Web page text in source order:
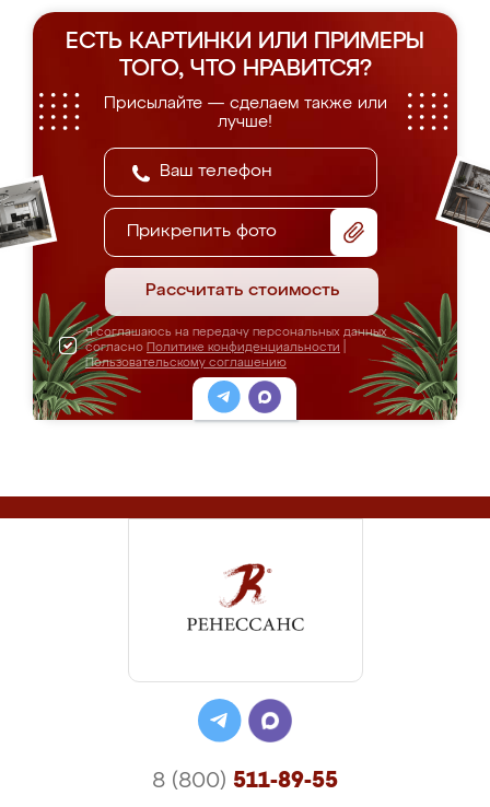
ЕСТЬ КАРТИНКИ ИЛИ ПРИМЕРЫ
ТОГО, ЧТО НРАВИТСЯ?
Присылайте — сделаем также или
лучше!
Прикрепить фото
Рассчитать стоимость
Я соглашаюсь на передачу персональных данных
согласно Политике конфиденциальности
Пользовательскому соглашению
8 (800) 511-89-55